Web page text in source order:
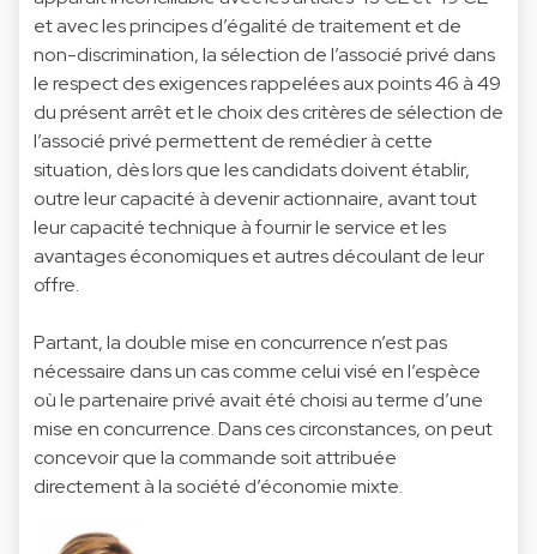
et avec les principes d’égalité de traitement et de
non-discrimination, la sélection de l’associé privé dans
le respect des exigences rappelées aux points 46 à 49
du présent arrêt et le choix des critères de sélection de
l’associé privé permettent de remédier à cette
situation, dès lors que les candidats doivent établir,
outre leur capacité à devenir actionnaire, avant tout
leur capacité technique à fournir le service et les
avantages économiques et autres découlant de leur
offre.
Partant, la double mise en concurrence n’est pas
nécessaire dans un cas comme celui visé en l’espèce
où le partenaire privé avait été choisi au terme d’une
mise en concurrence. Dans ces circonstances, on peut
concevoir que la commande soit attribuée
directement à la société d’économie mixte.